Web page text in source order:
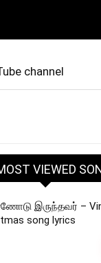
channel
VIEWED
இருந்தவர் –
song lyrics